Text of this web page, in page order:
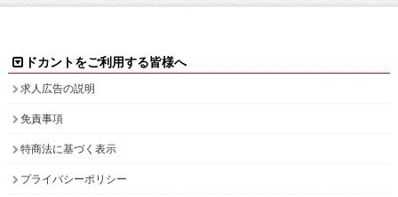
ドカントをご利用する皆様へ
求人広告の説明
免責事項
特商法に基づく表示
プライバシーポリシー